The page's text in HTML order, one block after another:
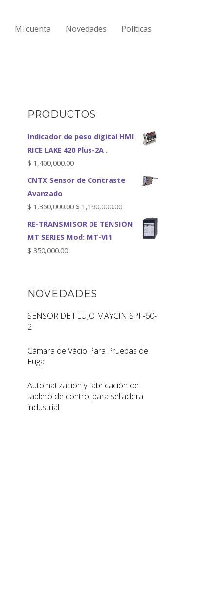
Mi cuenta Novedades Políticas
PRODUCTOS
Indicador de peso digital HMI
RICE LAKE 420 Plus-2A .
$ 1,400,000.00
CNTX Sensor de Contraste
Avanzado
$1,350,000.00 $ 1,190,000.00
RE-TRANSMISOR DE TENSION
MT SERIES Mod: MT-VI1
$ 350,000.00
NOVEDADES
SENSOR DE FLUJO MAYCIN SPF-60-
2
Cámara de Vácio Para Pruebas de
Fuga
Automatización y fabricación de
tablero de control para selladora
industrial